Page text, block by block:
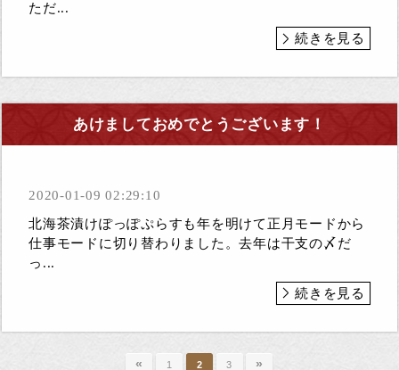
ただ...
続きを見る
あけましておめでとうございます！
2020-01-09 02:29:10
北海茶漬けぽっぽぷらすも年を明けて正月モードから
仕事モードに切り替わりました。去年は干支の〆だ
っ...
続きを見る
« 1 2 3 »